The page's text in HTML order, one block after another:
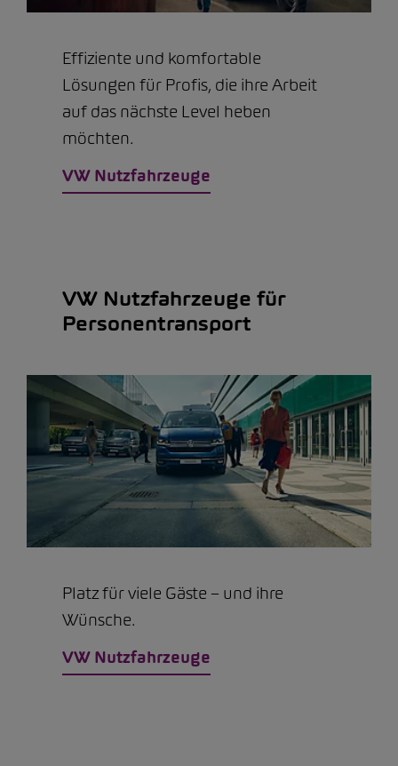
Effiziente und komfortable
Lösungen für Profis, die ihre Arbeit
auf das nächste Level heben
möchten.
VW Nutzfahrzeuge
VW Nutzfahrzeuge für
Personentransport
Platz für viele Gäste – und ihre
Wünsche.
VW Nutzfahrzeuge